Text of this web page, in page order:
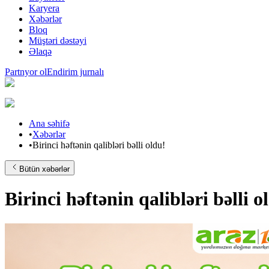
Karyera
Xəbərlər
Bloq
Müştəri dəstəyi
Əlaqə
Partnyor olEndirim jurnalı
Ana səhifə
•Xəbərlər
•Birinci həftənin qalibləri bəlli oldu!
Bütün xəbərlər
Birinci həftənin qalibləri bəlli